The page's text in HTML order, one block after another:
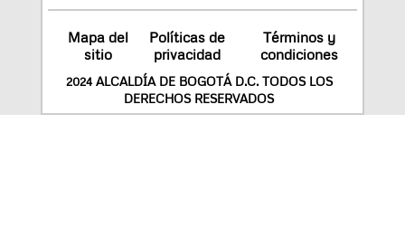
Mapa del
sitio
Políticas de
privacidad
Términos y
condiciones
2024 ALCALDÍA DE BOGOTÁ D.C. TODOS LOS
DERECHOS RESERVADOS